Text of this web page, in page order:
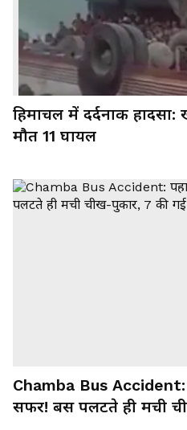
हिमाचल में दर्दनाक
मौत 11 घायल
Chamba Bus Accident:
सफर! बस पलटते ही मची